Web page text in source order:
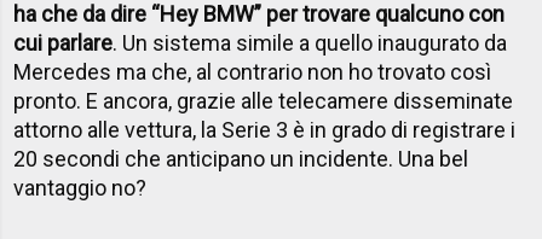
ha che da dire “Hey BMW” per trovare qualcuno con
cui parlare. Un sistema simile a quello inaugurato da
Mercedes ma che, al contrario non ho trovato così
pronto. E ancora, grazie alle telecamere disseminate
attorno alle vettura, la Serie 3 è in grado di registrare i
20 secondi che anticipano un incidente. Una bel
vantaggio no?